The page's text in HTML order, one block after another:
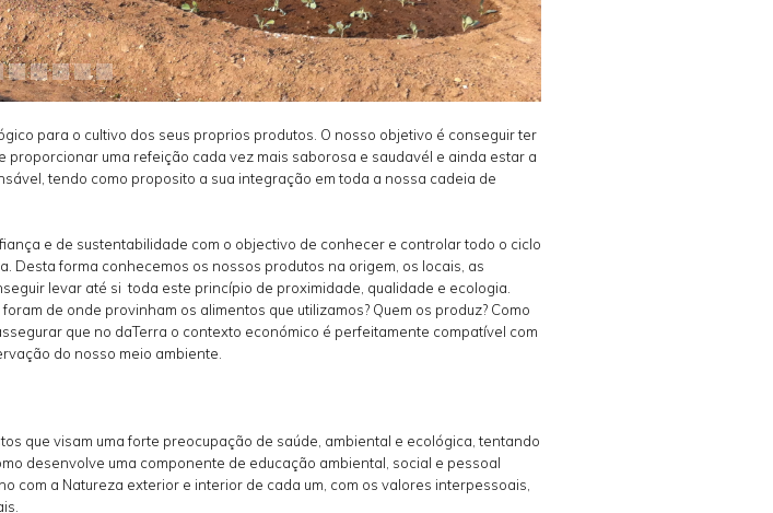
para o cultivo dos seus proprios produtos. O nosso objetivo é conseguir ter
uma refeição cada vez mais saborosa e saudavél e ainda estar a
tendo como proposito a sua integração em toda a nossa cadeia de
e de sustentabilidade com o objectivo de conhecer e controlar todo o ciclo
Desta forma conhecemos os nossos produtos na origem, os locais, as
levar até si toda este princípio de proximidade, qualidade e ecologia.
de onde provinham os alimentos que utilizamos? Quem os produz? Como
que no daTerra o contexto económico é perfeitamente compatível com
do nosso meio ambiente.
que visam uma forte preocupação de saúde, ambiental e ecológica, tentando
desenvolve uma componente de educação ambiental, social e pessoal
com a Natureza exterior e interior de cada um, com os valores interpessoais,